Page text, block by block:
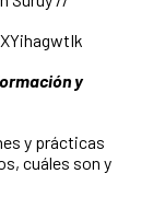
y
y prácticas
cuáles son y